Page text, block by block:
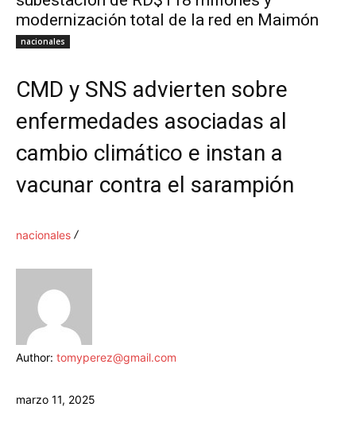
modernización total de la red en Maimón
nacionales
CMD y SNS advierten sobre
enfermedades asociadas al
cambio climático e instan a
vacunar contra el sarampión
nacionales
Author: tomyperez@gmail.com
marzo 11, 2025